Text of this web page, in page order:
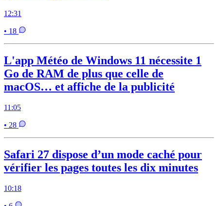
12:31
• 18
L'app Météo de Windows 11 nécessite 1
Go de RAM de plus que celle de
macOS… et affiche de la publicité
11:05
• 28
Safari 27 dispose d’un mode caché pour
vérifier les pages toutes les dix minutes
10:18